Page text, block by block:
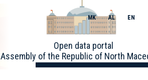
Open data portal
Assembly of the Republic of North
MK AL EN